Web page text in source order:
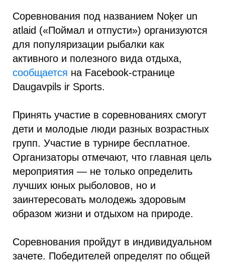
Соревнования под названием Noķer un
atlaid («Поймал и отпусти») организуются
для популяризации рыбалки как
активного и полезного вида отдыха,
сообщается на Facebook-странице
Daugavpils ir Sports.
Принять участие в соревнованиях смогут
дети и молодые люди разных возрастных
групп. Участие в турнире бесплатное.
Организаторы отмечают, что главная цель
мероприятия — не только определить
лучших юных рыболовов, но и
заинтересовать молодежь здоровым
образом жизни и отдыхом на природе.
Соревнования пройдут в индивидуальном
зачете. Победителей определят по общей